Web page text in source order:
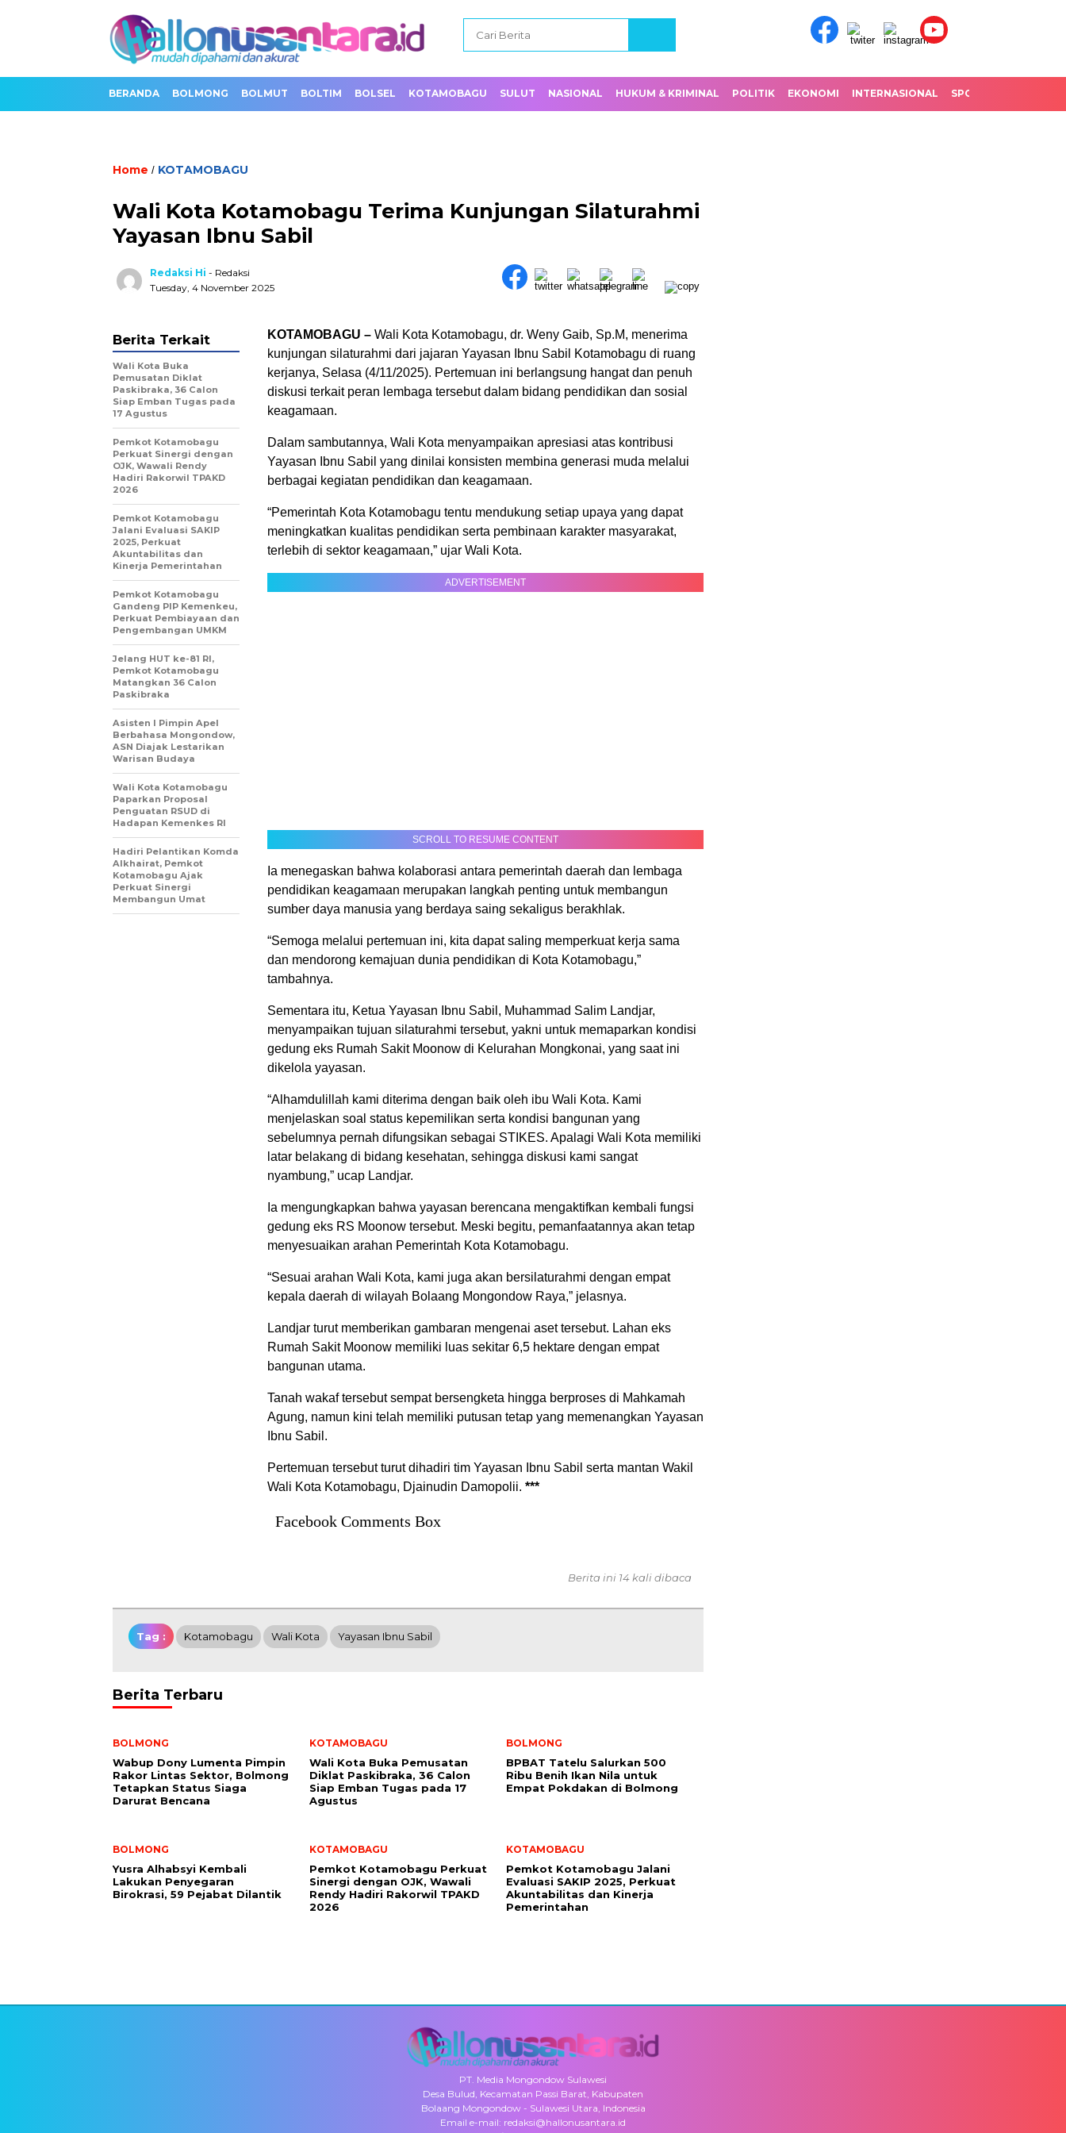
BERANDA BOLMONG BOLMUT BOLTIM BOLSEL KOTAMOBAGU SULUT NASIONAL HUKUM & KRIMINAL POLITIK EKONOMI INTERNASIONAL SPORT
Home / KOTAMOBAGU
Wali Kota Kotamobagu Terima Kunjungan Silaturahmi
Yayasan Ibnu Sabil
Redaksi Hi - Redaksi
Tuesday, 4 November 2025
KOTAMOBAGU – Wali Kota Kotamobagu, dr. Weny Gaib, Sp.M, menerima
kunjungan silaturahmi dari jajaran Yayasan Ibnu Sabil Kotamobagu di ruang
kerjanya, Selasa (4/11/2025). Pertemuan ini berlangsung hangat dan penuh
diskusi terkait peran lembaga tersebut dalam bidang pendidikan dan sosial
keagamaan.
Dalam sambutannya, Wali Kota menyampaikan apresiasi atas kontribusi
Yayasan Ibnu Sabil yang dinilai konsisten membina generasi muda melalui
berbagai kegiatan pendidikan dan keagamaan.
“Pemerintah Kota Kotamobagu tentu mendukung setiap upaya yang dapat
meningkatkan kualitas pendidikan serta pembinaan karakter masyarakat,
terlebih di sektor keagamaan,” ujar Wali Kota.
ADVERTISEMENT
SCROLL TO RESUME CONTENT
Ia menegaskan bahwa kolaborasi antara pemerintah daerah dan lembaga
pendidikan keagamaan merupakan langkah penting untuk membangun
sumber daya manusia yang berdaya saing sekaligus berakhlak.
“Semoga melalui pertemuan ini, kita dapat saling memperkuat kerja sama
dan mendorong kemajuan dunia pendidikan di Kota Kotamobagu,”
tambahnya.
Sementara itu, Ketua Yayasan Ibnu Sabil, Muhammad Salim Landjar,
menyampaikan tujuan silaturahmi tersebut, yakni untuk memaparkan kondisi
gedung eks Rumah Sakit Moonow di Kelurahan Mongkonai, yang saat ini
dikelola yayasan.
“Alhamdulillah kami diterima dengan baik oleh ibu Wali Kota. Kami
menjelaskan soal status kepemilikan serta kondisi bangunan yang
sebelumnya pernah difungsikan sebagai STIKES. Apalagi Wali Kota memiliki
latar belakang di bidang kesehatan, sehingga diskusi kami sangat
nyambung,” ucap Landjar.
Ia mengungkapkan bahwa yayasan berencana mengaktifkan kembali fungsi
gedung eks RS Moonow tersebut. Meski begitu, pemanfaatannya akan tetap
menyesuaikan arahan Pemerintah Kota Kotamobagu.
“Sesuai arahan Wali Kota, kami juga akan bersilaturahmi dengan empat
kepala daerah di wilayah Bolaang Mongondow Raya,” jelasnya.
Landjar turut memberikan gambaran mengenai aset tersebut. Lahan eks
Rumah Sakit Moonow memiliki luas sekitar 6,5 hektare dengan empat
bangunan utama.
Tanah wakaf tersebut sempat bersengketa hingga berproses di Mahkamah
Agung, namun kini telah memiliki putusan tetap yang memenangkan Yayasan
Ibnu Sabil.
Pertemuan tersebut turut dihadiri tim Yayasan Ibnu Sabil serta mantan Wakil
Wali Kota Kotamobagu, Djainudin Damopolii. ***
Facebook Comments Box
Berita Terkait
Wali Kota Buka
Pemusatan Diklat
Paskibraka, 36 Calon
Siap Emban Tugas pada
17 Agustus
Pemkot Kotamobagu
Perkuat Sinergi dengan
OJK, Wawali Rendy
Hadiri Rakorwil TPAKD
2026
Pemkot Kotamobagu
Jalani Evaluasi SAKIP
2025, Perkuat
Akuntabilitas dan
Kinerja Pemerintahan
Pemkot Kotamobagu
Gandeng PIP Kemenkeu,
Perkuat Pembiayaan dan
Pengembangan UMKM
Jelang HUT ke-81 RI,
Pemkot Kotamobagu
Matangkan 36 Calon
Paskibraka
Asisten I Pimpin Apel
Berbahasa Mongondow,
ASN Diajak Lestarikan
Warisan Budaya
Wali Kota Kotamobagu
Paparkan Proposal
Penguatan RSUD di
Hadapan Kemenkes RI
Hadiri Pelantikan Komda
Alkhairat, Pemkot
Kotamobagu Ajak
Perkuat Sinergi
Membangun Umat
Berita ini 14 kali dibaca
Tag : Kotamobagu Wali Kota Yayasan Ibnu Sabil
Berita Terbaru
BOLMONG
Wabup Dony Lumenta Pimpin
Rakor Lintas Sektor, Bolmong
Tetapkan Status Siaga
Darurat Bencana
KOTAMOBAGU
Wali Kota Buka Pemusatan
Diklat Paskibraka, 36 Calon
Siap Emban Tugas pada 17
Agustus
BOLMONG
BPBAT Tatelu Salurkan 500
Ribu Benih Ikan Nila untuk
Empat Pokdakan di Bolmong
BOLMONG
Yusra Alhabsyi Kembali
Lakukan Penyegaran
Birokrasi, 59 Pejabat Dilantik
KOTAMOBAGU
Pemkot Kotamobagu Perkuat
Sinergi dengan OJK, Wawali
Rendy Hadiri Rakorwil TPAKD
2026
KOTAMOBAGU
Pemkot Kotamobagu Jalani
Evaluasi SAKIP 2025, Perkuat
Akuntabilitas dan Kinerja
Pemerintahan
PT. Media Mongondow Sulawesi
Desa Bulud, Kecamatan Passi Barat, Kabupaten
Bolaang Mongondow - Sulawesi Utara, Indonesia
Email e-mail: redaksi@hallonusantara.id